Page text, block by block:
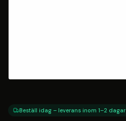
Beställ idag – leverans inom 1–2 dagar